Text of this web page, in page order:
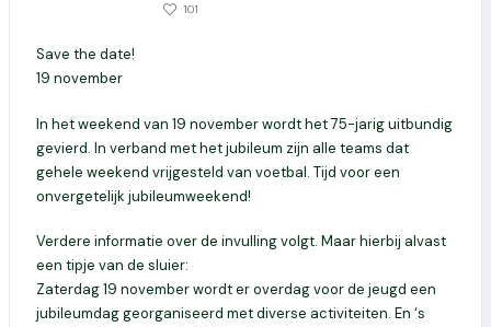
101
Save the date!
19 november
In het weekend van 19 november wordt het 75-jarig uitbundig
gevierd. In verband met het jubileum zijn alle teams dat
gehele weekend vrijgesteld van voetbal. Tijd voor een
onvergetelijk jubileumweekend!
Verdere informatie over de invulling volgt. Maar hierbij alvast
een tipje van de sluier:
Zaterdag 19 november wordt er overdag voor de jeugd een
jubileumdag georganiseerd met diverse activiteiten. En ‘s